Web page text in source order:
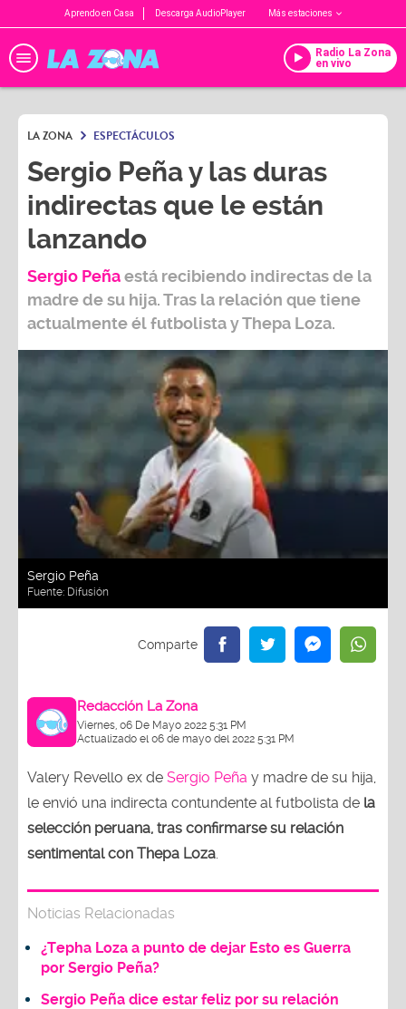
Aprendo en Casa Descarga AudioPlayer Más estaciones
Radio La Zona
en vivo
LA ZONA ESPECTÁCULOS
Sergio Peña y las duras
indirectas que le están
lanzando
Sergio Peñaestá recibiendo indirectas de la
madre de su hija. Tras la relación que tiene
actualmente él futbolista y Thepa Loza.
Sergio Peña
Fuente: Difusión
Redacción La Zona
Viernes, 06 De Mayo 2022 5:31 PM
Actualizado el 06 de mayo del 2022 5:31 PM
Valery Revello ex de Sergio Peña y madre de su hija,
le envió una indirecta contundente al futbolista de la
selección peruana, tras confirmarse su relación
sentimental con Thepa Loza
Noticias Relacionadas
¿Tepha Loza a punto de dejar Esto es Guerra
por Sergio Peña?
Sergio Peña dice estar feliz por su relación